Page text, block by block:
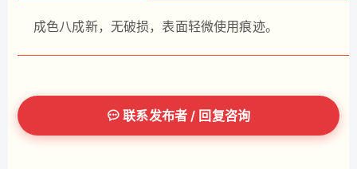
成色八成新，无破损，表面轻微使用痕迹。
联系发布者 / 回复咨询